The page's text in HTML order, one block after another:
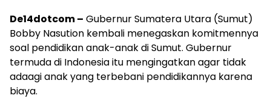
De14dotcom – Gubernur Sumatera Utara (Sumut)
Bobby Nasution kembali menegaskan komitmennya
soal pendidikan anak-anak di Sumut. Gubernur
termuda di Indonesia itu mengingatkan agar tidak
adaagi anak yang terbebani pendidikannya karena
biaya.